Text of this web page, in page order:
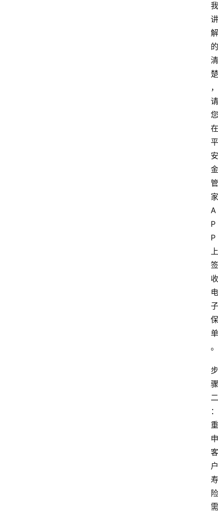
我
讲
解
的
清
楚
，
请
您
在
平
安
金
管
家
A
P
P
上
签
收
电
子
保
单
。
步
骤
二
：
重
申
客
户
寿
险
需